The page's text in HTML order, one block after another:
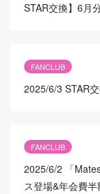
STAR交換】6月
FANCLUB
2025/6/3 STAR
FANCLUB
2025/6/2
「
ス登場&年会費半